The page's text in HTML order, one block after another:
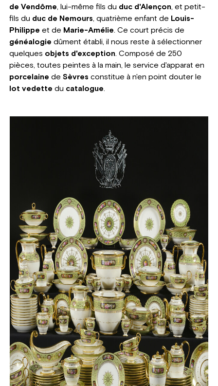
de Vendôme, lui-même fils du duc d'Alençon, et petit-
fils du duc de Nemours, quatrième enfant de Louis-
Philippe et de Marie-Amélie. Ce court précis de
généalogie dûment établi, il nous reste à sélectionner
quelques objets d'exception. Composé de 250
pièces, toutes peintes à la main, le service d'apparat en
porcelaine de Sèvres constitue à n'en point douter le
lot vedette du catalogue.